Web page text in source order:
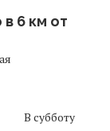
6 км от
В субботу